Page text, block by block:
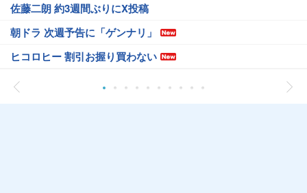
佐藤二朗 約3週間ぶりにX投稿
朝ドラ 次週予告に「ゲンナリ」
ヒコロヒー 割引お握り買わない